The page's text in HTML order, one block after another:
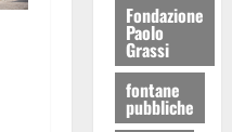
Fondazione
Paolo
Grassi
fontane
pubbliche